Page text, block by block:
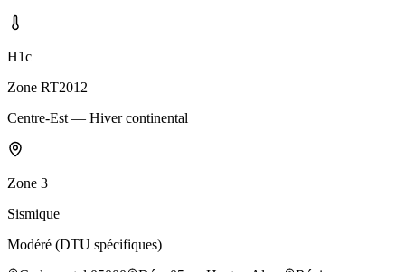
H1c
Zone RT2012
Centre-Est — Hiver continental
Zone 3
Sismique
Modéré (DTU spécifiques)